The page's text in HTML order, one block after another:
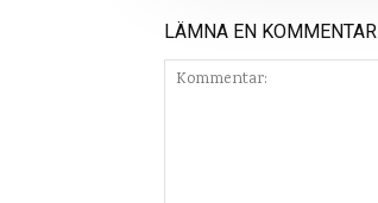
LÄMNA EN KOMMENTAR